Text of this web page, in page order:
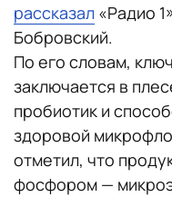
рассказал «Радио
Бобровский.
По его словам,
заключается в
пробиотик и
здоровой
отметил, что
фосфором —